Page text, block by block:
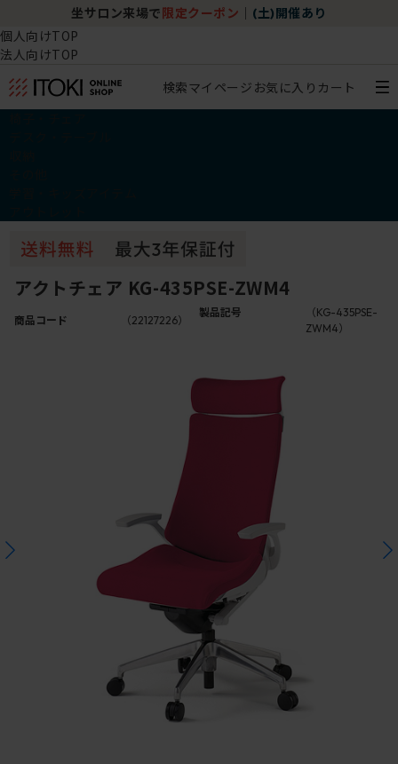
坐サロン来場で 限定クーポン (土)開催あり
個人向けTOP
法人向けTOP
検索マイページ お気に入り カート
アクトチェア KG-435PSE-ZWM4
商品コード （22127226）
製品記号
（KG-435PSE-
ZWM4）